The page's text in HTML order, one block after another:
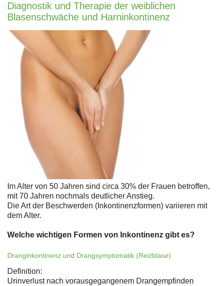
Diagnostik und Therapie der weiblichen
Blasenschwäche und Harninkontinenz
Im Alter von 50 Jahren sind circa 30% der Frauen betroffen,
mit 70 Jahren nochmals deutlicher Anstieg.
Die Art der Beschwerden (Inkontinenzformen) variieren mit
dem Alter.
Welche wichtigen Formen von Inkontinenz gibt es?
Dranginkontinenz und Drangsymptomatik (Reizblase)
Definition:
Urinverlust nach vorausgegangenem Drangempfinden